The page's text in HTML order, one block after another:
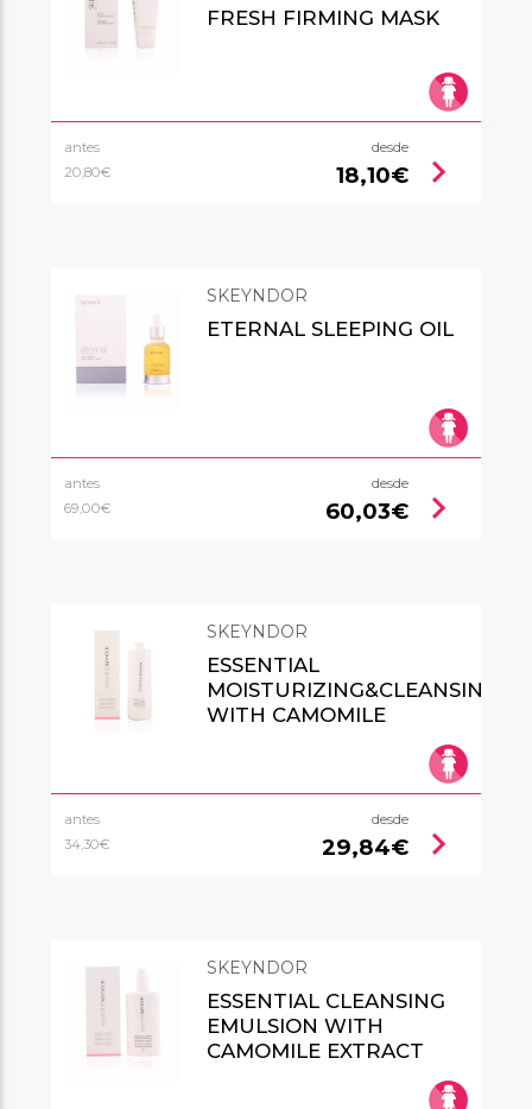
FRESH FIRMING MASK
antes
20,80€
desde
18,10€ chevron_right
SKEYNDOR
ETERNAL SLEEPING OIL
antes
69,00€
desde
60,03€ chevron_right
SKEYNDOR
ESSENTIAL
MOISTURIZING&CLEANSING
WITH CAMOMILE
antes
34,30€
desde
29,84€ chevron_right
SKEYNDOR
ESSENTIAL CLEANSING
EMULSION WITH
CAMOMILE EXTRACT